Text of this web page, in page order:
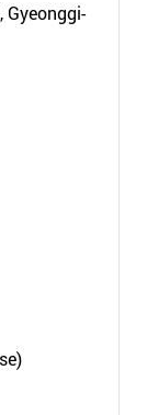
Gyeonggi-